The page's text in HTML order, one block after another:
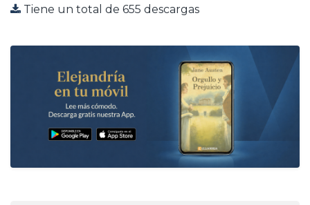
Tiene un total de 655 descargas